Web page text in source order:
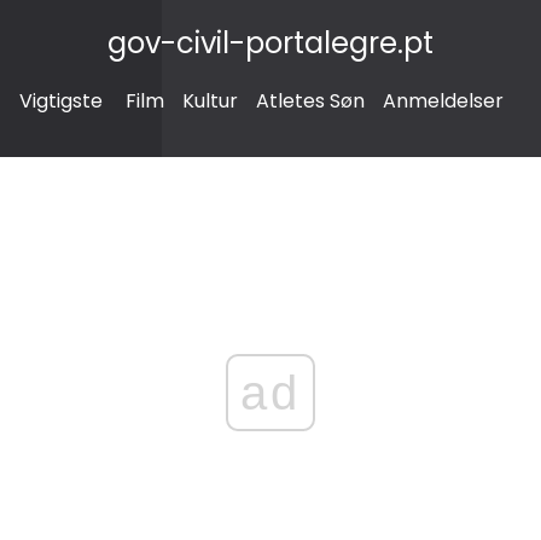
gov-civil-portalegre.pt
Vigtigste Film Kultur Atletes Søn Anmeldelser
ad